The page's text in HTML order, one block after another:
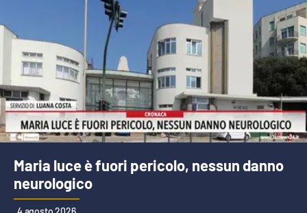
Buona Sanità Calabria
LA
CALABRIAVISIONE
Destinazioni
Eventi
Food
Storie
Maria luce è fuori pericolo, nessun danno
neurologico